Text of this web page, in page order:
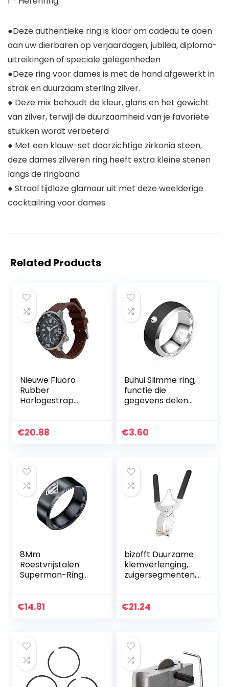
●Deze authentieke ring is klaar om cadeau te doen
aan uw dierbaren op verjaardagen, jubilea, diploma-
uitreikingen of speciale gelegenheden
●Deze ring voor dames is met de hand afgewerkt in
strak en duurzaam sterling zilver.
● Deze mix behoudt de kleur, glans en het gewicht
van zilver, terwijl de duurzaamheid van je favoriete
stukken wordt verbeterd
● Met een klauw-set doorzichtige zirkonia steen,
deze dames zilveren ring heeft extra kleine stenen
langs de ringband
● Straal tijdloze glamour uit met deze weelderige
cocktailring voor dames.
Related Products
Nieuwe Fluoro
Rubber
Horlogestrap
Horlogeband voor
€20.88
Buhui Slimme ring,
functie die
gegevens delen
draagbare
€3.60
8Mm
Roestvrijstalen
Superman-Ring
Heren Titanium
€14.81
bizofft Duurzame
klemverlenging,
zuigersegmenten,
€21.24